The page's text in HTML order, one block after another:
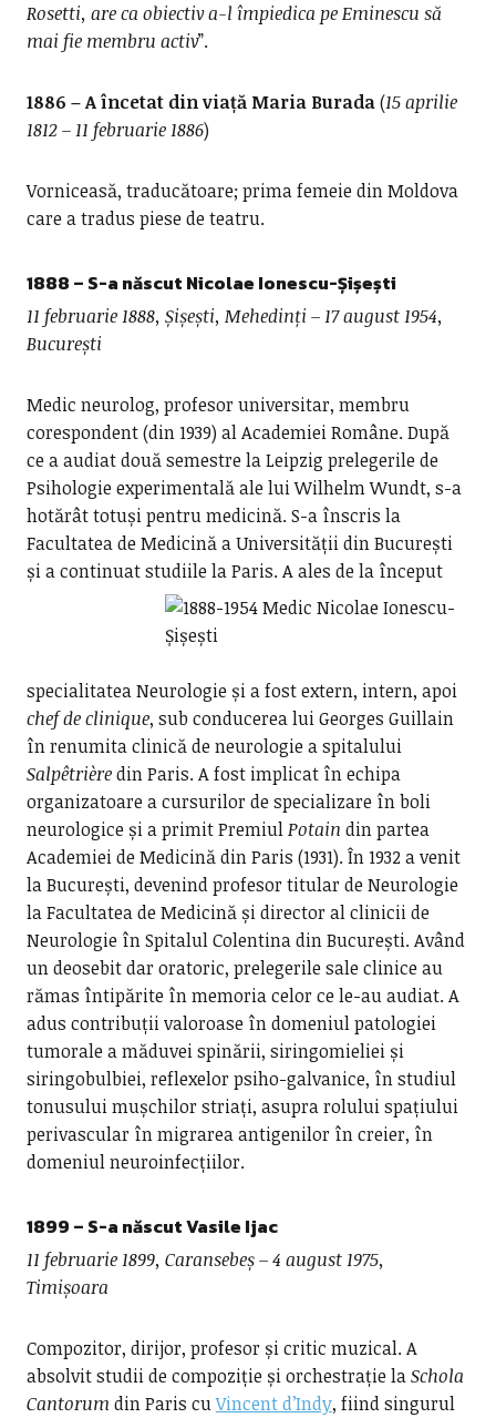
Rosetti, are ca obiectiv a-l împiedica pe Eminescu să
mai fie membru activ”.
1886 – A încetat din viață Maria Burada(15 aprilie
1812 – 11 februarie 1886)
Vorniceasă, traducătoare; prima femeie din Moldova
care a tradus piese de teatru.
1888 – S-a născut Nicolae Ionescu-Șișești
11 februarie 1888, Șișești, Mehedinți – 17 august 1954,
București
Medic neurolog, profesor universitar, membru
corespondent (din 1939) al Academiei Române. După
ce a audiat două semestre la Leipzig prelegerile de
Psihologie experimentală ale lui Wilhelm Wundt, s-a
hotărât totuși pentru medicină. S-a înscris la
Facultatea de Medicină a Universității din București
și a continuat studiile la Paris.A ales de la început
specialitatea Neurologie și a fost extern, intern, apoi
chef de clinique, sub conducerea lui Georges Guillain
în renumita clinică de neurologie a spitalului
Salpêtrièredin Paris. A fost implicat în echipa
organizatoare a cursurilor de specializare în boli
neurologice și a primit PremiulPotain din partea
Academiei de Medicină din Paris (1931). În 1932 a venit
la București, devenind profesor titular de Neurologie
la Facultatea de Medicină și director al clinicii de
Neurologie în Spitalul Colentina din București. Având
un deosebit dar oratoric, prelegerile sale clinice au
rămas întipărite în memoria celor ce le-au audiat. A
adus contribuții valoroase în domeniul patologiei
tumorale a măduvei spinării, siringomieliei și
siringobulbiei, reflexelor psiho-galvanice, în studiul
tonusului mușchilor striați, asupra rolului spațiului
perivascular în migrarea antigenilor în creier, în
domeniul neuroinfecțiilor.
1899 – S-a născutVasile Ijac
11 februarie 1899, Caransebeș – 4 august 1975,
Timișoara
Compozitor, dirijor, profesor și critic muzical. A
absolvit studii de compoziție și orchestrație laSchola
Cantorum din Paris cuVincent d’Indy, fiind singurul